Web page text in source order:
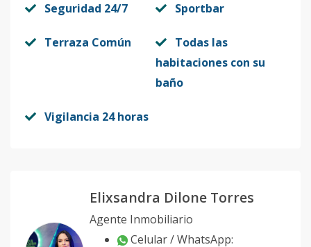
Seguridad 24/7 Sportbar
Terraza Común
Todas las
habitaciones con su
baño
Vigilancia 24 horas
Elixsandra Dilone Torres
Agente Inmobiliario
Celular / WhatsApp: